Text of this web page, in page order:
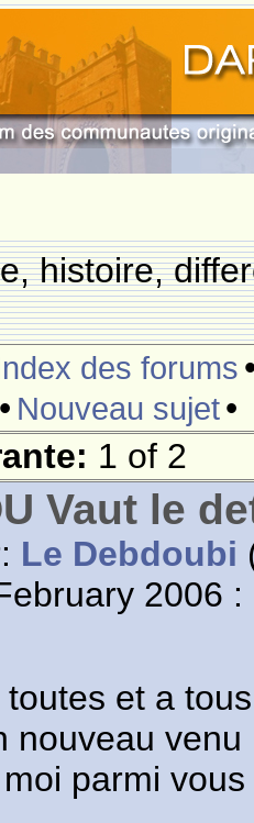
histoire,
des forums
• Nouveau sujet•
1 of 2
Vaut le
Le Debdoubi
2006 :
et a tous
nouveau venu
parmi vous